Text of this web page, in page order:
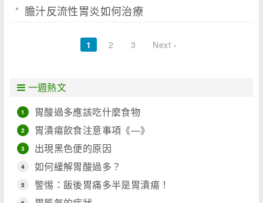
膽汁反流性胃炎如何治療
1 2 3 Next ›
一週熱文
1 胃酸過多應該吃什麼食物
2 胃潰瘍飲食注意事項《―》
3 出現黑色便的原因
4 如何緩解胃酸過多？
5 警惕：飯後胃痛多半是胃潰瘍！